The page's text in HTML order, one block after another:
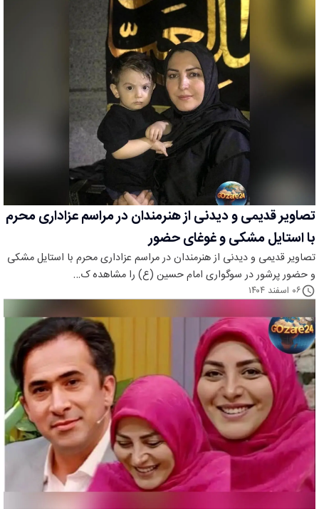
تصاویر قدیمی و دیدنی از هنرمندان در مراسم عزاداری محرم
با استایل مشکی و غوغای حضور
تصاویر قدیمی و دیدنی از هنرمندان در مراسم عزاداری محرم با استایل مشکی
و حضور پرشور در سوگواری امام حسین (ع) را مشاهده ک…
۰۶ اسفند ۱۴۰۴